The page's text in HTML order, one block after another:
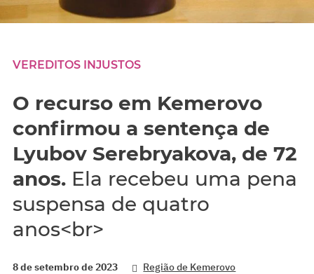
VEREDITOS INJUSTOS
O recurso em Kemerovo
confirmou a sentença de
Lyubov Serebryakova, de 72
anos. Ela recebeu uma pena
suspensa de quatro
anos<br>
8 de setembro de 2023 Região de Kemerovo